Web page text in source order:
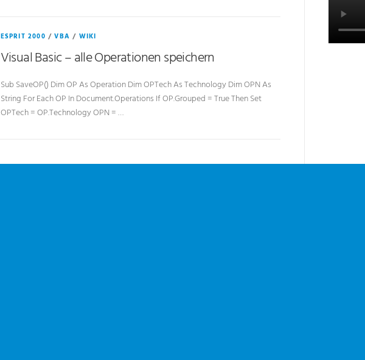
ESPRIT 2000 /VBA / WIKI
Visual Basic – alle Operationen speichern
Sub SaveOP() Dim OP As Operation Dim OPTech As Technology Dim OPN As
String For Each OP In Document.Operations If OP.Grouped = True Then Set
OPTech = OP.Technology OPN = …